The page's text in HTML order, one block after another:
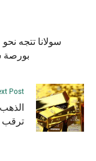
سولانا تتجه
بورصة
Post
ترقب